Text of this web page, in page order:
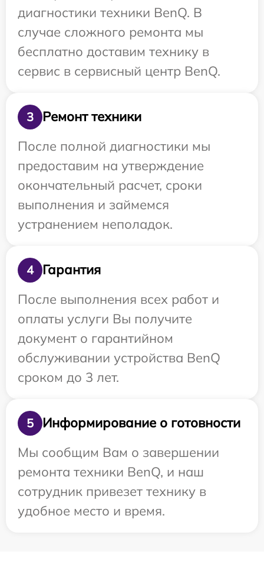
диагностики техники BenQ. В
случае сложного ремонта мы
бесплатно доставим технику в
сервис в сервисный центр BenQ.
3
Ремонт техники
После полной диагностики мы
предоставим на утверждение
окончательный расчет, сроки
выполнения и займемся
устранением неполадок.
4
Гарантия
После выполнения всех работ и
оплаты услуги Вы получите
документ о гарантийном
обслуживании устройства BenQ
сроком до 3 лет.
5
Информирование о готовности
Мы сообщим Вам о завершении
ремонта техники BenQ, и наш
сотрудник привезет технику в
удобное место и время.